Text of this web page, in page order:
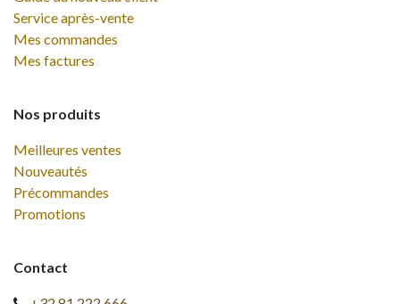
Service après-vente
Mes commandes
Mes factures
Nos produits
Meilleures ventes
Nouveautés
Précommandes
Promotions
Contact